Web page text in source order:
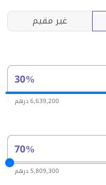
غير مقيم
30%
6,639,200 درهم
70%
5,809,300 درهم